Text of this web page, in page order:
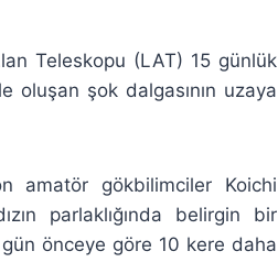
Teleskopu (LAT) 15 günlük
oluşan şok dalgasının uzaya
amatör gökbilimciler Koichi
parlaklığında belirgin bir
önceye göre 10 kere daha